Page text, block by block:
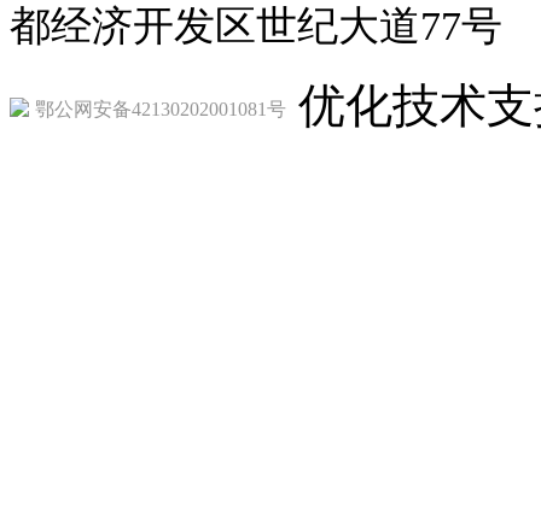
都经济开发区世纪大道77号
鄂公网安备42130202001081号 优化技术